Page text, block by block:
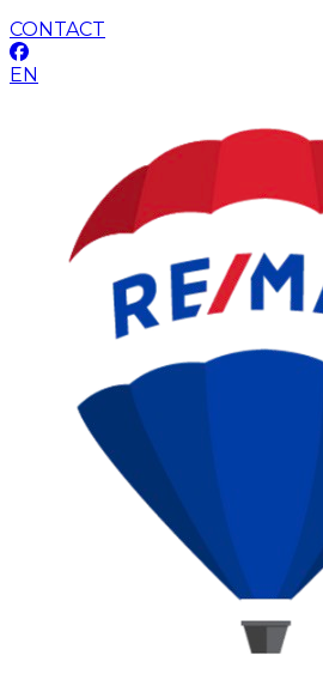
CONTACT
EN